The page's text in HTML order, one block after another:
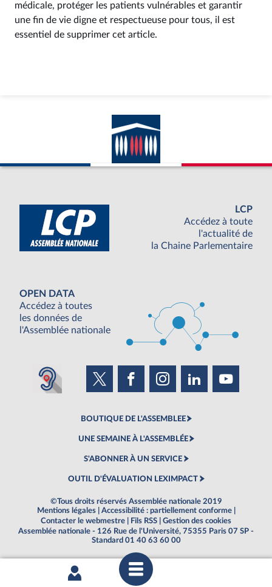
médicale, protéger les patients vulnérables et garantir
une fin de vie digne et respectueuse pour tous, il est
essentiel de supprimer cet article.
LCP
Accédez à toute
l'actualité de
la Chaine Parlementaire
OPEN DATA
Accédez à toutes
les données de
l'Assemblée nationale
BOUTIQUE DE L'ASSEMBLEE
UNE SEMAINE À L'ASSEMBLÉE
S'ABONNER À UN SERVICE
OUTIL D'ÉVALUATION LEXIMPACT
©Tous droits réservés Assemblée nationale 2019
Mentions légales
Accessibilité : partiellement conforme
Contacter le webmestre
Fils RSS
Gestion des cookies
Assemblée nationale - 126 Rue de l'Université, 75355 Paris 07 SP -
Standard 01 40 63 60 00